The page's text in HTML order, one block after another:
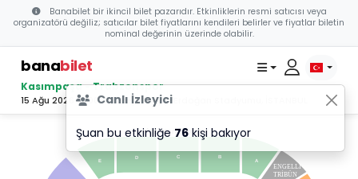
Banabilet bir ikincil bilet pazarıdır. Etkinliklerin resmi satıcısı veya
organizatörü değiliz; satıcılar bilet fiyatlarını kendileri belirler ve fiyatlar biletin
nominal değerinin üzerinde olabilir.
banabilet
Kasımpaşa - Trabzonspor
15 Ağu 2026 19:00 - Recep Tayyip Erdoğan Stadyumu, İSTANBUL
Maraton Tribün
A
B
C
D
E
ENGELLİ
TRİBÜN
Canlı İzleyici
Şuan bu etkinliğe 76 kişi bakıyor